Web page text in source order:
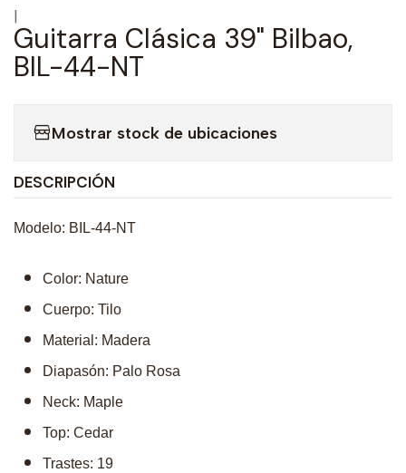
|
Guitarra Clásica 39" Bilbao,
BIL-44-NT
Mostrar stock de ubicaciones
DESCRIPCIÓN
Modelo: BIL-44-NT
Color: Nature
Cuerpo: Tilo
Material: Madera
Diapasón: Palo Rosa
Neck: Maple
Top: Cedar
Trastes: 19